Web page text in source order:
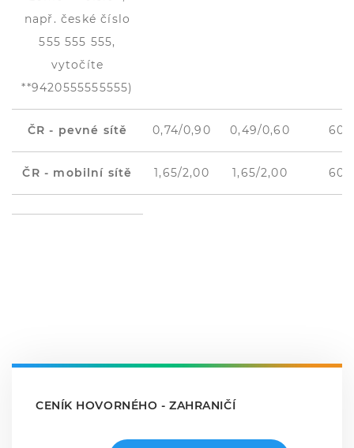
např. české číslo
555 555 555,
vytočíte
**9420555555555)
ČR - pevné sítě 0,74/0,90 0,49/0,60 60
ČR - mobilní sítě 1,65/2,00 1,65/2,00 60
CENÍK HOVORNÉHO - ZAHRANIČÍ